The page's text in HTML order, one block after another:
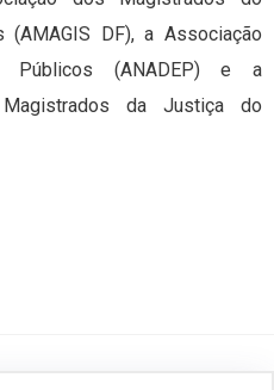
DF), a Associação
Públicos (ANADEP) e a
da Justiça do